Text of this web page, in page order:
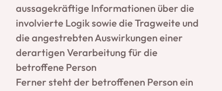
aussagekräftige Informationen über die
involvierte Logik sowie die Tragweite und
die angestrebten Auswirkungen einer
derartigen Verarbeitung für die
betroffene Person
Ferner steht der betroffenen Person ein